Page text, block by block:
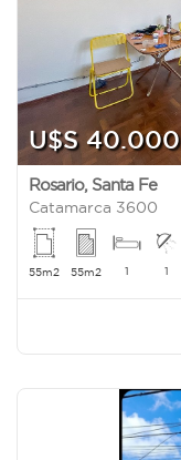
U$S 40.000
Rosario, Santa Fe
Catamarca 3600
55m2 55m2 1 1